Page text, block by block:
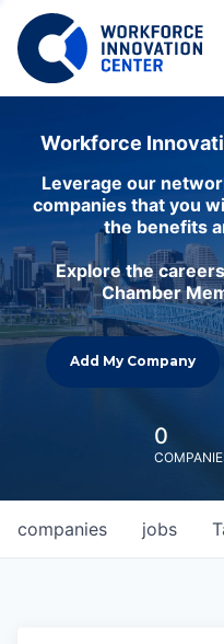
Workforce
Leverage our
companies that you
the benefits
Explore the
Chamber
Add My Company
0
jobs
companies